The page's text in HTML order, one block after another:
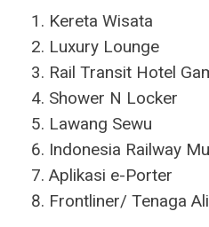
Kereta Wisata
Luxury Lounge
Rail Transit Hotel
Shower N Locker
Lawang Sewu
Indonesia Railway
Aplikasi e-Porter
Frontliner/ Tenaga